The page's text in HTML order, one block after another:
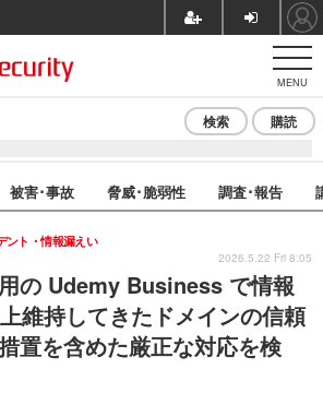
MENU
検索 購読
被害･事故 脅威･脆弱性 調査･報告
の Udemy Business で情報
維持してきたドメインの信頼
置を含めた厳正な対応を検
ント・情報漏えい
2026.5.22 Fri 8:05